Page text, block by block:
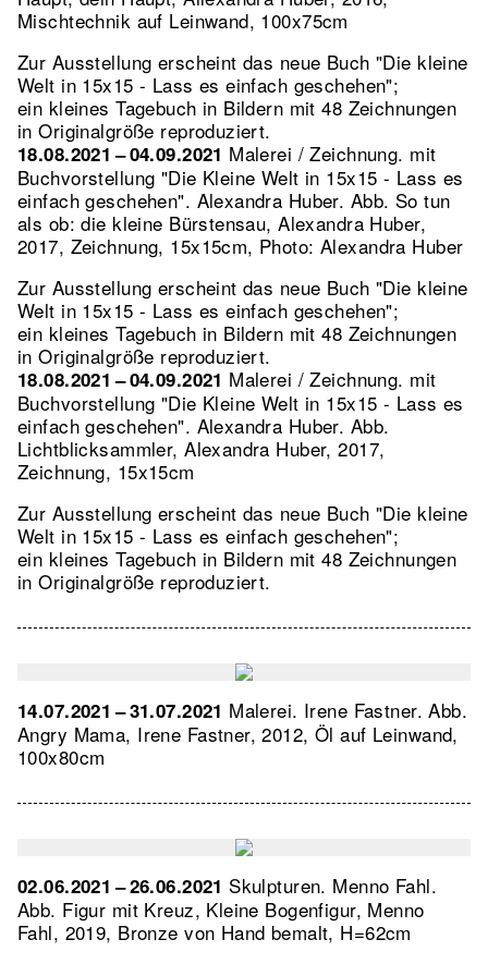
Mischtechnik auf Leinwand, 100x75cm
Zur Ausstellung erscheint das neue Buch "Die kleine
Welt in 15x15 - Lass es einfach geschehen";
ein kleines Tagebuch in Bildern mit 48 Zeichnungen
in Originalgröße reproduziert.
18.08.2021 – 04.09.2021 Malerei / Zeichnung. mit
Buchvorstellung "Die Kleine Welt in 15x15 - Lass es
einfach geschehen". Alexandra Huber. Abb. So tun
als ob: die kleine Bürstensau, Alexandra Huber,
2017, Zeichnung, 15x15cm, Photo: Alexandra Huber
Zur Ausstellung erscheint das neue Buch "Die kleine
Welt in 15x15 - Lass es einfach geschehen";
ein kleines Tagebuch in Bildern mit 48 Zeichnungen
in Originalgröße reproduziert.
18.08.2021 – 04.09.2021 Malerei / Zeichnung. mit
Buchvorstellung "Die Kleine Welt in 15x15 - Lass es
einfach geschehen". Alexandra Huber. Abb.
Lichtblicksammler, Alexandra Huber, 2017,
Zeichnung, 15x15cm
Zur Ausstellung erscheint das neue Buch "Die kleine
Welt in 15x15 - Lass es einfach geschehen";
ein kleines Tagebuch in Bildern mit 48 Zeichnungen
in Originalgröße reproduziert.
14.07.2021 – 31.07.2021 Malerei. Irene Fastner.Abb.
Angry Mama, Irene Fastner, 2012, Öl auf Leinwand,
100x80cm
02.06.2021 – 26.06.2021 Skulpturen. Menno Fahl.
Abb. Figur mit Kreuz, Kleine Bogenfigur, Menno
Fahl, 2019, Bronze von Hand bemalt, H=62cm